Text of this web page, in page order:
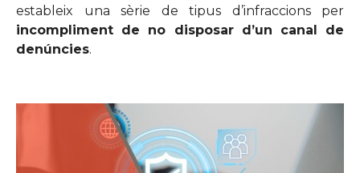
estableix una sèrie de tipus d’infraccions per
incompliment de no disposar d’un canal de
denúncies.